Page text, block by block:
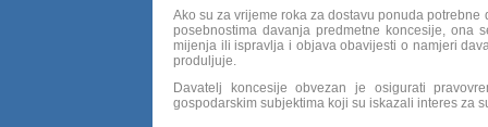
Ako su za vrijeme roka za dostavu ponuda
posebnostima davanja predmetne koncesije, ona
mijenja ili ispravlja i objava obavijesti o namjeri
produljuje.
Davatelj koncesije obvezan je osigurati
gospodarskim subjektima koji su iskazali interes za